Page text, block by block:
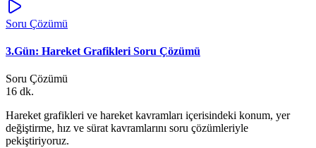
Soru Çözümü
3.Gün: Hareket Grafikleri Soru Çözümü
Soru Çözümü
16 dk.
Hareket grafikleri ve hareket kavramları içerisindeki konum, yer
değiştirme, hız ve sürat kavramlarını soru çözümleriyle
pekiştiriyoruz.